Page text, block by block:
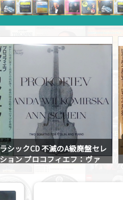
シックCD 不滅のA級廃盤セレ
ョン プロコフィエフ：ヴァ